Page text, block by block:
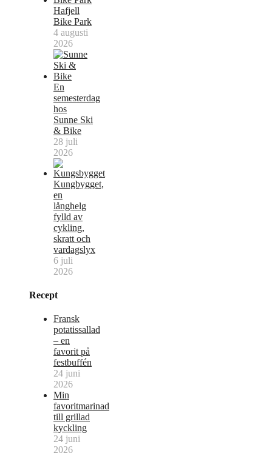
Hafjell
Bike Park
4 augusti
2026
En
semesterdag
hos
Sunne Ski
& Bike
28 juli
2026
Kungbygget,
en
långhelg
fylld av
cykling,
skratt och
vardagslyx
6 juli
2026
Recept
Fransk
potatissallad
– en
favorit på
festbuffén
24 juni
2026
Min
favoritmarinad
till grillad
kyckling
24 juni
2026